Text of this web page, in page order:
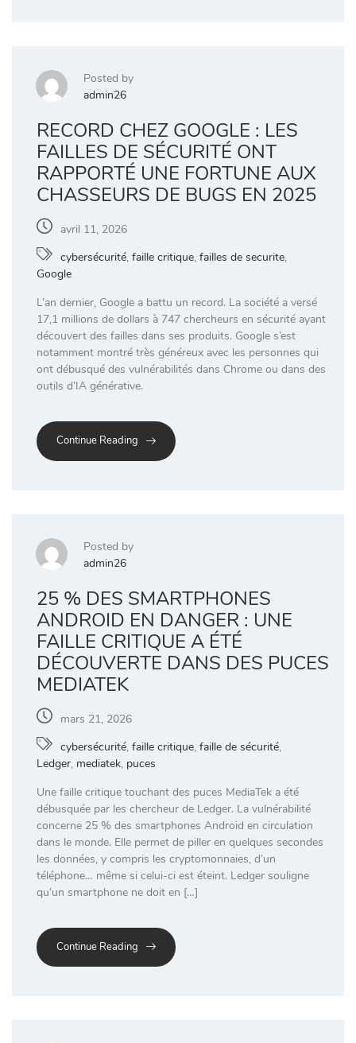
Posted by
admin26
RECORD CHEZ GOOGLE : LES
FAILLES DE SÉCURITÉ ONT
RAPPORTÉ UNE FORTUNE AUX
CHASSEURS DE BUGS EN 2025
avril 11, 2026
cybersécurité, faille critique, failles de securite,
Google
L’an dernier, Google a battu un record. La société a versé
17,1 millions de dollars à 747 chercheurs en sécurité ayant
découvert des failles dans ses produits. Google s’est
notamment montré très généreux avec les personnes qui
ont débusqué des vulnérabilités dans Chrome ou dans des
outils d’IA générative.
Continue Reading
Posted by
admin26
25 % DES SMARTPHONES
ANDROID EN DANGER : UNE
FAILLE CRITIQUE A ÉTÉ
DÉCOUVERTE DANS DES PUCES
MEDIATEK
mars 21, 2026
cybersécurité, faille critique, faille de sécurité,
Ledger, mediatek, puces
Une faille critique touchant des puces MediaTek a été
débusquée par les chercheur de Ledger. La vulnérabilité
concerne 25 % des smartphones Android en circulation
dans le monde. Elle permet de piller en quelques secondes
les données, y compris les cryptomonnaies, d’un
téléphone… même si celui-ci est éteint. Ledger souligne
qu’un smartphone ne doit en […]
Continue Reading